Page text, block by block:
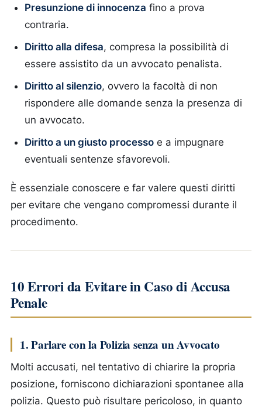
Presunzione di innocenza fino a prova
contraria.
Diritto alla difesa, compresa la possibilità di
essere assistito da un avvocato penalista.
Diritto al silenzio, ovvero la facoltà di non
rispondere alle domande senza la presenza di
un avvocato.
Diritto a un giusto processo e a impugnare
eventuali sentenze sfavorevoli.
È essenziale conoscere e far valere questi diritti
per evitare che vengano compromessi durante il
procedimento.
10 Errori da Evitare in Caso di Accusa
Penale
1. Parlare con la Polizia senza un Avvocato
Molti accusati, nel tentativo di chiarire la propria
posizione, forniscono dichiarazioni spontanee alla
polizia. Questo può risultare pericoloso, in quanto